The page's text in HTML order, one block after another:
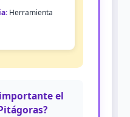
Herramienta
el